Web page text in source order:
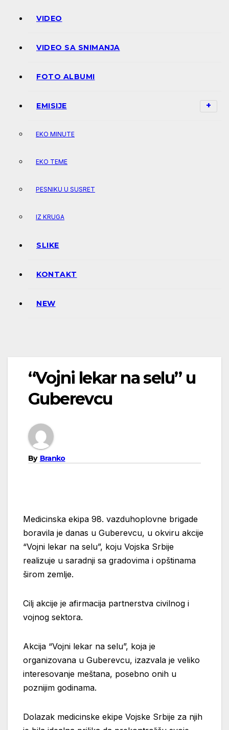
VIDEO
VIDEO SA SNIMANJA
FOTO ALBUMI
EMISIJE
EKO MINUTE
EKO TEME
PESNIKU U SUSRET
IZ KRUGA
SLIKE
KONTAKT
NEW
“Vojni lekar na selu” u
Guberevcu
By Branko
Medicinska ekipa 98. vazduhoplovne brigade
boravila je danas u Guberevcu, u okviru akcije
“Vojni lekar na selu”, koju Vojska Srbije
realizuje u saradnji sa gradovima i opštinama
širom zemlje.
Cilj akcije je afirmacija partnerstva civilnog i
vojnog sektora.
Akcija “Vojni lekar na selu”, koja je
organizovana u Guberevcu, izazvala je veliko
interesovanje meštana, posebno onih u
poznijim godinama.
Dolazak medicinske ekipe Vojske Srbije za njih